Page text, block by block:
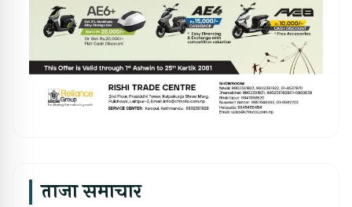
ताजा समाचार